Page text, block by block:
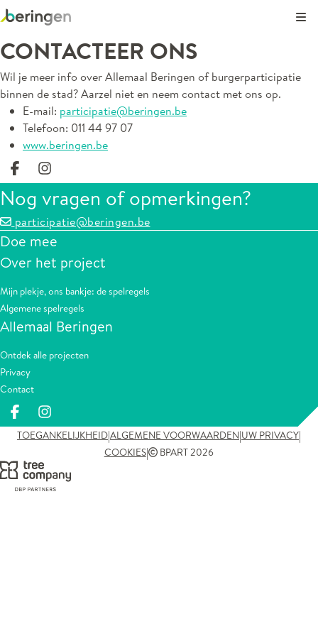
CONTACTEER ONS
Wil je meer info over Allemaal Beringen of burgerparticipatie
binnen de stad? Aarzel niet en neem contact met ons op.
E-mail: participatie@beringen.be
Telefoon: 011 44 97 07
www.beringen.be
Deel op facebook
Deel op Instagram
Nog vragen of opmerkingen?
participatie@beringen.be
Doe mee
Over het project
Mijn plekje, ons bankje: de spelregels
Algemene spelregels
Allemaal Beringen
Ontdek alle projecten
Privacy
Contact
Deel op facebook
Deel op Instagram
TOEGANKELIJKHEID|ALGEMENE VOORWAARDEN|UW PRIVACY|
COOKIES| BPART 2026